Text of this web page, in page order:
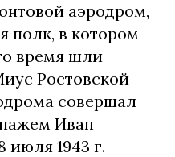
аэродром,
полк, в котором
время шли
Ростовской
совершал
Иван
июля 1943 г.